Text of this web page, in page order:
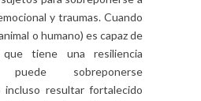
y traumas. Cuando
o humano) es capaz de
tiene una resiliencia
sobreponerse
resultar fortalecido